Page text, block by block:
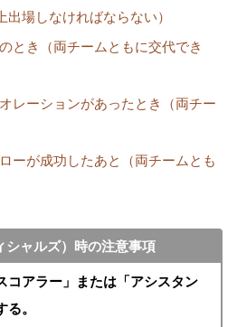
場しなければならない）
とき（両チームともに交代でき
レーションがあったとき（両チー
ーが成功したあと（両チームとも
シャルズ）時の注意事項
コアラー」または「アシスタン
。